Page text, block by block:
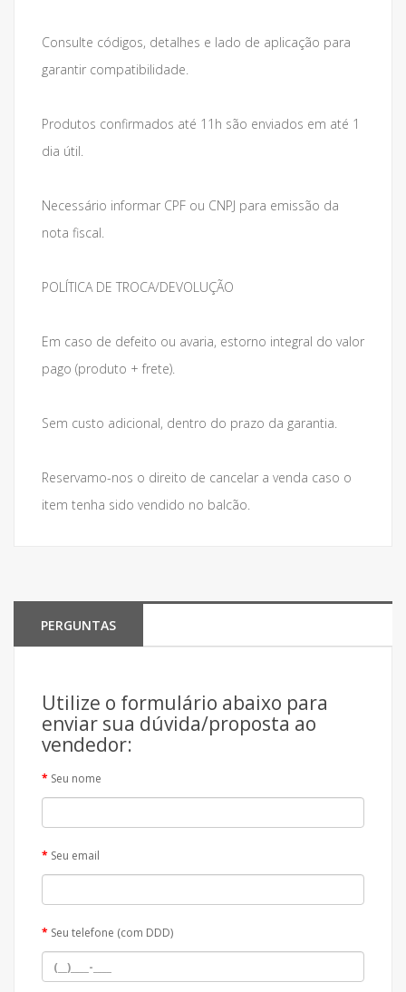
Consulte códigos, detalhes e lado de aplicação para
garantir compatibilidade.
Produtos confirmados até 11h são enviados em até 1
dia útil.
Necessário informar CPF ou CNPJ para emissão da
nota fiscal.
POLÍTICA DE TROCA/DEVOLUÇÃO
Em caso de defeito ou avaria, estorno integral do valor
pago (produto + frete).
Sem custo adicional, dentro do prazo da garantia.
Reservamo-nos o direito de cancelar a venda caso o
item tenha sido vendido no balcão.
PERGUNTAS
Utilize o formulário abaixo para
enviar sua dúvida/proposta ao
vendedor:
Seu nome
Seu email
Seu telefone (com DDD)